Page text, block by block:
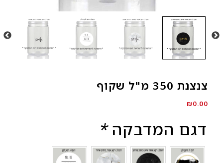
צנצנת 350 מ"ל שקוף
₪0.00
דגם המדבקה*